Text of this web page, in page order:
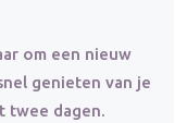
om een nieuw
genieten van je
twee dagen.